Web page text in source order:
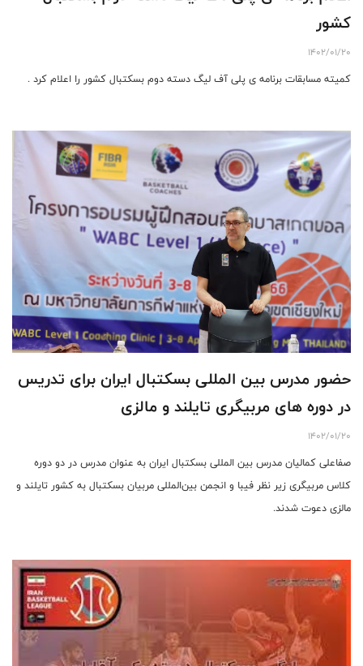
کشور
1402/01/20
کمیته مسابقات برنامه ی پلی آف لیگ دسته دوم بسکتبال کشور را اعلام کرد .
حضور مدرس بین المللی بسکتبال ایران برای تدریس
در دوره های مربیگری تایلند و مالزی
1402/01/20
صفاعلی کمالیان مدرس بین المللی بسکتبال ایران به عنوان مدرس در دو دوره
کلاس مربیگری زیر نظر فیبا و انجمن بین‌المللی مربیان بسکتبال به کشور تایلند و
مالزی دعوت شدند.